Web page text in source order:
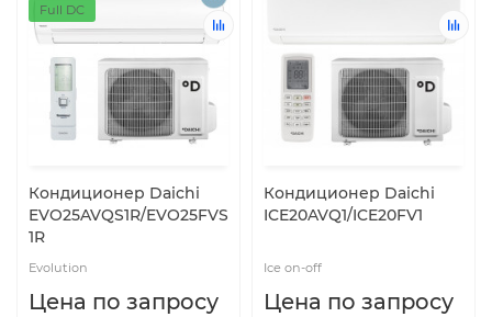
Full DC
Кондиционер Daichi
EVO25AVQS1R/EVO25FVS
1R
Evolution
Цена по запросу
Кондиционер Daichi
ICE20AVQ1/ICE20FV1
Ice on-off
Цена по запросу